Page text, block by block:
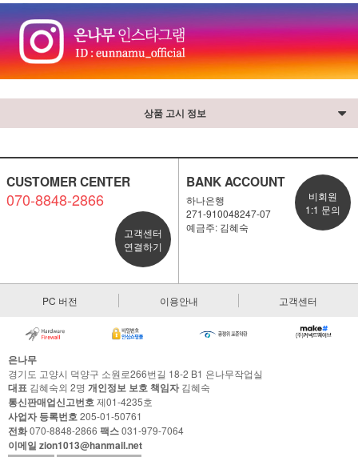
상품 고시 정보
CUSTOMER CENTER
070-8848-2866
고객센터
연결하기
BANK ACCOUNT
하나은행
271-910048247-07
예금주: 김혜숙
비회원
1:1 문의
PC 버전 이용안내 고객센터
은나무
경기도 고양시 덕양구 소원로266번길 18-2 B1 은나무작업실
대표 김혜숙외 2명 개인정보 보호 책임자김혜숙
통신판매업신고번호제01-4235호
사업자 등록번호205-01-50761
전화070-8848-2866 팩스031-979-7064
이메일 zion1013@hanmail.net